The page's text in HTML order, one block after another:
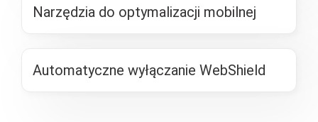
Narzędzia do optymalizacji mobilnej
Automatyczne wyłączanie WebShield